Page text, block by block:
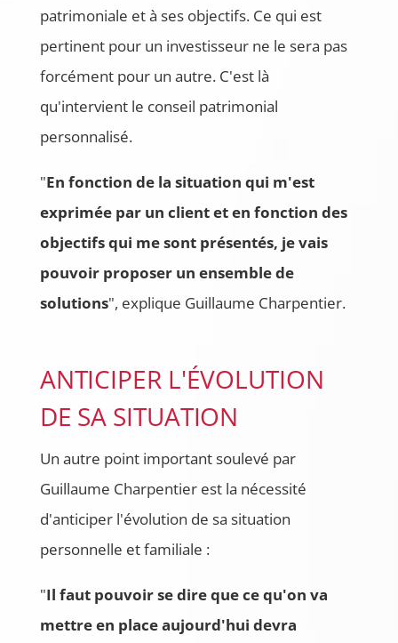
patrimoniale et à ses objectifs. Ce qui est
pertinent pour un investisseur ne le sera pas
forcément pour un autre. C'est là
qu'intervient le conseil patrimonial
personnalisé.
"En fonction de la situation qui m'est
exprimée par un client et en fonction des
objectifs qui me sont présentés, je vais
pouvoir proposer un ensemble de
solutions", explique Guillaume Charpentier.
ANTICIPER L'ÉVOLUTION
DE SA SITUATION
Un autre point important soulevé par
Guillaume Charpentier est la nécessité
d'anticiper l'évolution de sa situation
personnelle et familiale :
"Il faut pouvoir se dire que ce qu'on va
mettre en place aujourd'hui devra